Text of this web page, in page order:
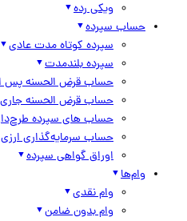
ویکی رده
حساب سپرده
سپرده کوتاه مدت عادی
سپرده بلندمدت
حساب قرض الحسنه پس انداز
حساب قرض الحسنه جاری
حساب های سپرده طرح‌دار
حساب سرمایه‌گذاری ارزی
اوراق گواهی سپرده
وام‌ها
وام نقدی
وام بدون ضامن